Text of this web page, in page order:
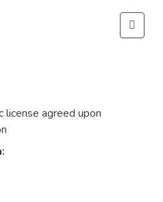
license agreed upon